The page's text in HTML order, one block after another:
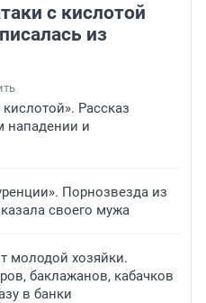
с кислотой
из
Рассказ
нападении и
Порнозвезда из
своего мужа
молодой хозяйки.
баклажанов, кабачков
в банки